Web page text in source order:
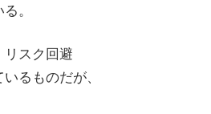
。
リスク回避
るものだが、